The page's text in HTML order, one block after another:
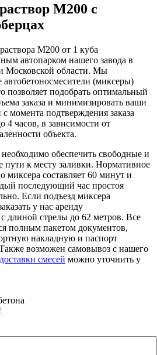
М200 с
М200 от 1 куба
автопарком нашего завода в
Московской области. Мы
(миксеры)
позволяет подобрать оптимальный
заказа и минимизировать ваши
момента подтверждения заказа
4 часов, в зависимости от
объекта.
обеспечить свободные и
пути к месту заливки. Нормативное
миксера составляет 60 минут и
последующий час простоя
Если подъезд миксера
у нас аренду
длиной стрелы до 62 метров. Все
полным пакетом документов,
накладную и паспорт
возможен самовывоз с нашего
смесей можно уточнить у